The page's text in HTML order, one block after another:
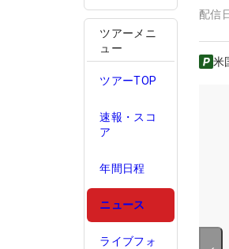
ツアーメニ
ュー
ツアーTOP
速報・スコ
ア
年間日程
ニュース
ライブフォ
配信
米